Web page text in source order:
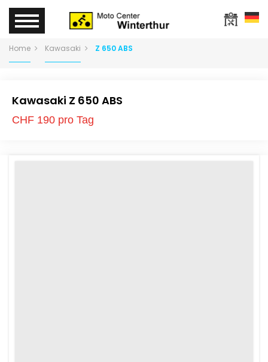
Home Kawasaki Z 650 ABS
Kawasaki Z 650 ABS
CHF 190 pro Tag